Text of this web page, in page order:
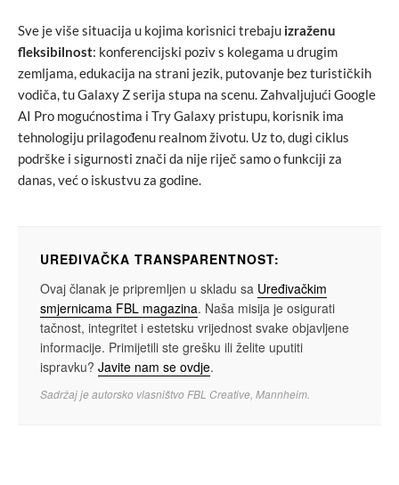
Sve je više situacija u kojima korisnici trebaju izraženu
fleksibilnost: konferencijski poziv s kolegama u drugim
zemljama, edukacija na strani jezik, putovanje bez turističkih
vodiča, tu Galaxy Z serija stupa na scenu. Zahvaljujući Google
AI Pro mogućnostima i Try Galaxy pristupu, korisnik ima
tehnologiju prilagođenu realnom životu. Uz to, dugi ciklus
podrške i sigurnosti znači da nije riječ samo o funkciji za
danas, već o iskustvu za godine.
UREĐIVAČKA TRANSPARENTNOST:
Ovaj članak je pripremljen u skladu sa Uređivačkim
smjernicama FBL magazina. Naša misija je osigurati
tačnost, integritet i estetsku vrijednost svake objavljene
informacije. Primijetili ste grešku ili želite uputiti
ispravku? Javite nam se ovdje.
Sadržaj je autorsko vlasništvo FBL Creative, Mannheim.